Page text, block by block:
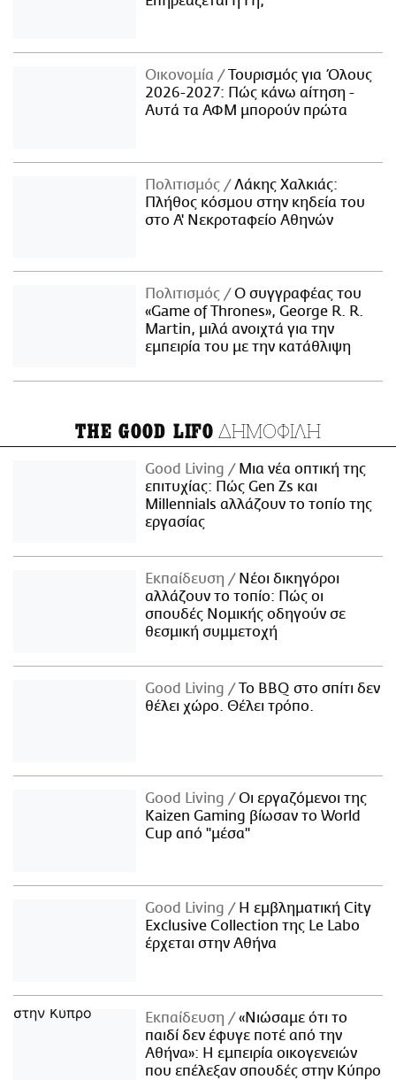
Οικονομία
Τουρισμός για Όλους
2026-2027: Πώς κάνω αίτηση -
Αυτά τα ΑΦΜ μπορούν πρώτα
Πολιτισμός
Λάκης Χαλκιάς:
Πλήθος κόσμου στην κηδεία του
στο Α' Νεκροταφείο Αθηνών
Πολιτισμός
Ο συγγραφέας του
«Game of Thrones», George R. R.
Martin, μιλά ανοιχτά για την
εμπειρία του με την κατάθλιψη
THE GOOD LIFO ΔΗΜΟΦΙΛΗ
Good Living
Μια νέα οπτική της
επιτυχίας: Πώς Gen Zs και
Millennials αλλάζουν το τοπίο της
εργασίας
Εκπαίδευση
Νέοι δικηγόροι
αλλάζουν το τοπίο: Πώς οι
σπουδές Νομικής οδηγούν σε
θεσμική συμμετοχή
Good Living
Το BBQ στο σπίτι δεν
θέλει χώρο. Θέλει τρόπο.
Good Living
Οι εργαζόμενοι της
Kaizen Gaming βίωσαν το World
Cup από "μέσα"
Good Living
Η εμβληματική City
Exclusive Collection της Le Labo
έρχεται στην Αθήνα
Εκπαίδευση
«Νιώσαμε ότι το
παιδί δεν έφυγε ποτέ από την
Αθήνα»: Η εμπειρία οικογενειών
που επέλεξαν σπουδές στην Κύπρο